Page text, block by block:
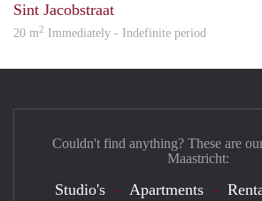
Sint Jacobstraat
20 m2 Immediately - Indefinite period
Couldn't find anything? These are
Maastricht:
Studio's Apartments